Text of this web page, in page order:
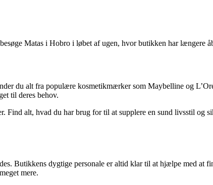
Matas i Hobro i løbet af ugen, hvor butikken har længere
du alt fra populære kosmetikmærker som Maybelline og
til deres behov.
alt, hvad du har brug for til at supplere en sund livsstil og
Butikkens dygtige personale er altid klar til at hjælpe med at
mere.